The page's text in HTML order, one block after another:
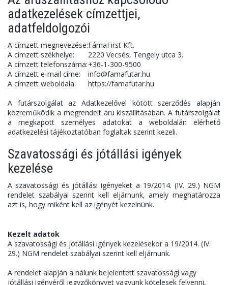
adatkezelések címzettjei,
adatfeldolgozói
A címzett megnevezése:FámaFirst Kft.
A címzett székhelye:
2220 Vecsés, Tengely utca 3.
A címzett telefonszáma:+36-1-300-9500
A címzett e-mail címe:
info@famafutar.hu
A címzett weboldala:
https://famafutar.hu
A futárszolgálat az Adatkezelővel kötött szerződés alapján
közreműködik a megrendelt áru kiszállításában. A futárszolgálat
a megkapott személyes adatokat a weboldalán elérhető
adatkezelési tájékoztatóban foglaltak szerint kezeli.
Szavatossági és jótállási igények
kezelése
A szavatossági és jótállási igényeket a 19/2014. (IV. 29.) NGM
rendelet szabályai szerint kell eljárnunk, amely meghatározza
azt is, hogy miként kell az igényét kezelnünk.
Kezelt adatok
A szavatossági és jótállási igények kezelésekor a 19/2014. (IV.
29.) NGM rendelet szabályai szerint kell eljárnunk.
A rendelet alapján a nálunk bejelentett szavatossági vagy
jótállási igényéről jegyzőkönyvet vagyunk kötelesek felvenni,